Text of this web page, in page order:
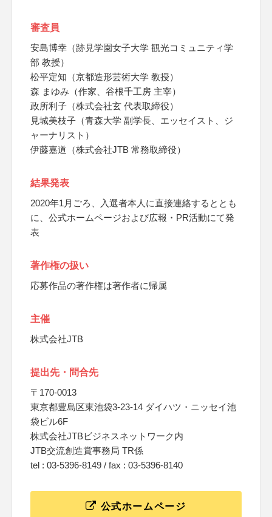
審査員
安島博幸（跡見学園女子大学 観光コミュニティ学
部 教授）
松平定知（京都造形芸術大学 教授）
森 まゆみ（作家、谷根千工房 主宰）
政所利子（株式会社玄 代表取締役）
見城美枝子（青森大学 副学長、エッセイスト、ジ
ャーナリスト）
伊藤嘉道（株式会社JTB 常務取締役）
結果発表
2020年1月ごろ、入選者本人に直接連絡するととも
に、公式ホームページおよび広報・PR活動にて発
表
著作権の扱い
応募作品の著作権は著作者に帰属
主催
株式会社JTB
提出先・問合先
〒170-0013
東京都豊島区東池袋3-23-14 ダイハツ・ニッセイ池
袋ビル6F
株式会社JTBビジネスネットワーク内
JTB交流創造賞事務局 TR係
tel : 03-5396-8149 / fax : 03-5396-8140
公式ホームページ